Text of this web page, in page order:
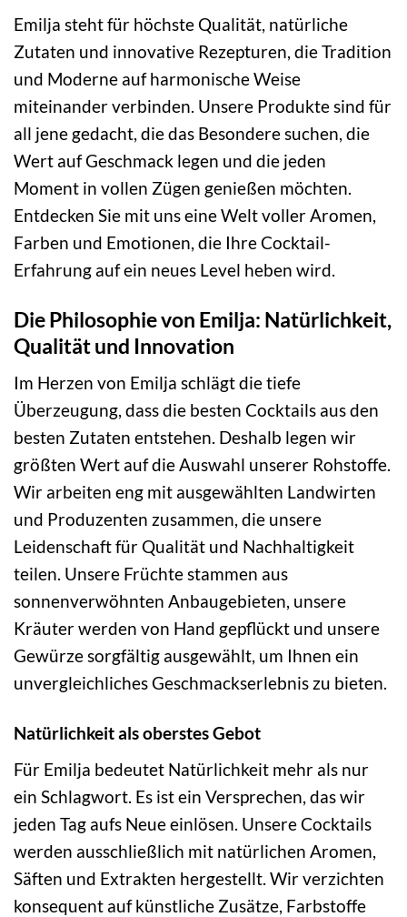
Emilja steht für höchste Qualität, natürliche
Zutaten und innovative Rezepturen, die Tradition
und Moderne auf harmonische Weise
miteinander verbinden. Unsere Produkte sind für
all jene gedacht, die das Besondere suchen, die
Wert auf Geschmack legen und die jeden
Moment in vollen Zügen genießen möchten.
Entdecken Sie mit uns eine Welt voller Aromen,
Farben und Emotionen, die Ihre Cocktail-
Erfahrung auf ein neues Level heben wird.
Die Philosophie von Emilja: Natürlichkeit,
Qualität und Innovation
Im Herzen von Emilja schlägt die tiefe
Überzeugung, dass die besten Cocktails aus den
besten Zutaten entstehen. Deshalb legen wir
größten Wert auf die Auswahl unserer Rohstoffe.
Wir arbeiten eng mit ausgewählten Landwirten
und Produzenten zusammen, die unsere
Leidenschaft für Qualität und Nachhaltigkeit
teilen. Unsere Früchte stammen aus
sonnenverwöhnten Anbaugebieten, unsere
Kräuter werden von Hand gepflückt und unsere
Gewürze sorgfältig ausgewählt, um Ihnen ein
unvergleichliches Geschmackserlebnis zu bieten.
Natürlichkeit als oberstes Gebot
Für Emilja bedeutet Natürlichkeit mehr als nur
ein Schlagwort. Es ist ein Versprechen, das wir
jeden Tag aufs Neue einlösen. Unsere Cocktails
werden ausschließlich mit natürlichen Aromen,
Säften und Extrakten hergestellt. Wir verzichten
konsequent auf künstliche Zusätze, Farbstoffe